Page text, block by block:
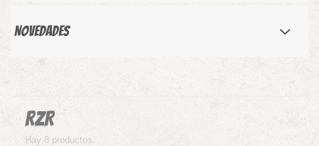
Novedades
RZR
Hay 8 productos.